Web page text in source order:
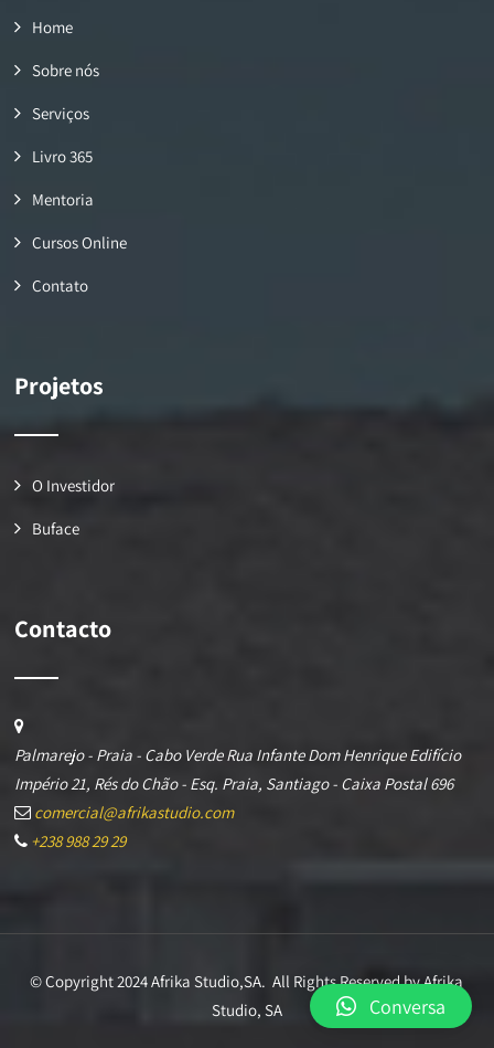
Home
Sobre nós
Serviços
Livro 365
Mentoria
Cursos Online
Contato
Projetos
O Investidor
Buface
Contacto
Palmarejo - Praia - Cabo Verde Rua Infante Dom Henrique Edifício
Império 21, Rés do Chão - Esq. Praia, Santiago - Caixa Postal 696
comercial@afrikastudio.com
+238 988 29 29
© Copyright 2024 Afrika Studio,SA. All Rights Reserved by Afrika
Studio, SA
Conversa